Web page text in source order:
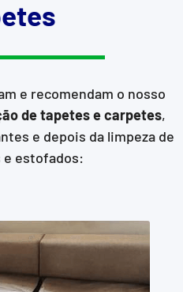
e recomendam o nosso
de tapetes e carpetes,
e depois da limpeza de
e estofados: